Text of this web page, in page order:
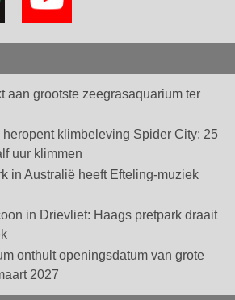
aan grootste zeegrasaquarium ter
klimbeleving Spider City: 25
uur klimmen
in Australië heeft Efteling-muziek
in Drievliet: Haags pretpark draait
onthult openingsdatum van grote
2027